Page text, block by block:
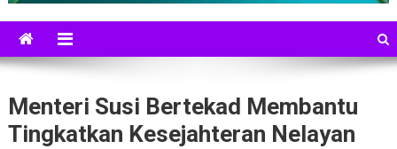
Menteri Susi Bertekad Membantu
Tingkatkan Kesejahteran Nelayan